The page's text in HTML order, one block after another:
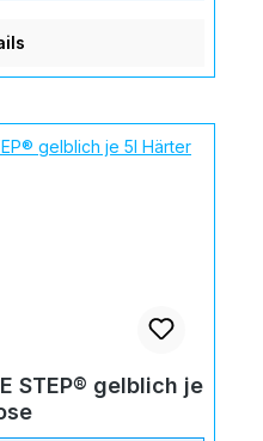
STEP® gelblich je